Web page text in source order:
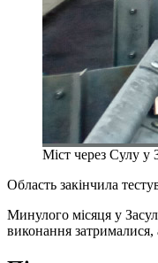
Міст через Сулу у
Область закінчила
Минулого місяця у
виконання